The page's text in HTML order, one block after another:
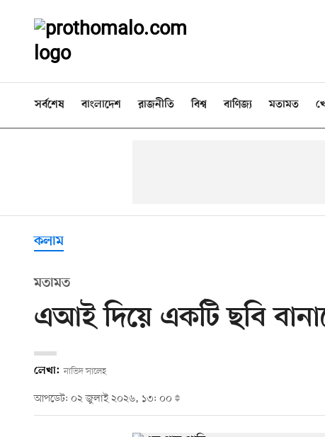
সর্বশেষ বাংলাদেশ রাজনীতি বিশ্ব বাণিজ্য মতামত
কলাম
মতামত
এআই দিয়ে একটি ছবি
লেখা: নাভিদ সালেহ
আপডেট: ০২ জুলাই ২০২৬, ১৩: ০০